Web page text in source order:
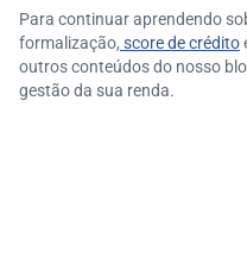
Para continuar aprendendo
formalização, score de crédito
outros conteúdos do nosso
gestão da sua renda.